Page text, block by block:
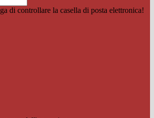
di controllare la casella di posta elettronica!